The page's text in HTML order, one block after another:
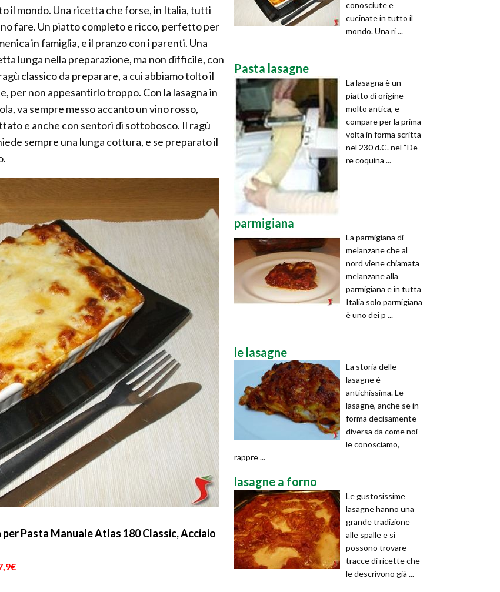
il mondo. Una ricetta che forse, in Italia, tutti
fare. Un piatto completo e ricco, perfetto per
in famiglia, e il pranzo con i parenti. Una
lunga nella preparazione, ma non difficile, con
classico da preparare, a cui abbiamo tolto il
per non appesantirlo troppo. Con la lasagna in
va sempre messo accanto un vino rosso,
e anche con sentori di sottobosco. Il ragù
sempre una lunga cottura, e se preparato il
Pasta Manuale Atlas 180 Classic, Acciaio
conosciute e
cucinate in tutto il
mondo. Una ri ...
Pasta lasagne
La lasagna è un
piatto di origine
molto antica, e
compare per la prima
volta in forma scritta
nel 230 d.C. nel “De
re coquina ...
parmigiana
La parmigiana di
melanzane che al
nord viene chiamata
melanzane alla
parmigiana e in tutta
Italia solo parmigiana
è uno dei p ...
le lasagne
La storia delle
lasagne è
antichissima. Le
lasagne, anche se in
forma decisamente
diversa da come noi
le conosciamo,
rappre ...
lasagne a forno
Le gustosissime
lasagne hanno una
grande tradizione
alle spalle e si
possono trovare
tracce di ricette che
le descrivono già ...